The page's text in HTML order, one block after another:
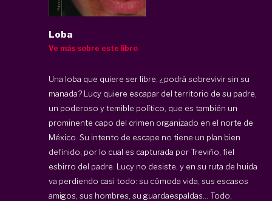
Loba
Ve más sobre este libro
Una loba que quiere ser libre, ¿podrá sobrevivir sin su
manada? Lucy quiere escapar del territorio de su padre,
un poderoso y temible político, que es también un
prominente capo del crimen organizado en el norte de
México. Su intento de escape no tiene un plan bien
definido, por lo cual es capturada por Treviño, fiel
esbirro del padre. Lucy no desiste, y en su ruta de huida
va perdiendo casi todo: su cómoda vida, sus escasos
amigos, sus hombres, su guardaespaldas... Todo,